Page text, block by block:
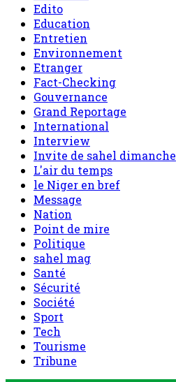
Edito
Education
Entretien
Environnement
Etranger
Fact-Checking
Gouvernance
Grand Reportage
International
Interview
Invite de sahel dimanche
L'air du temps
le Niger en bref
Message
Nation
Point de mire
Politique
sahel mag
Santé
Sécurité
Société
Sport
Tech
Tourisme
Tribune